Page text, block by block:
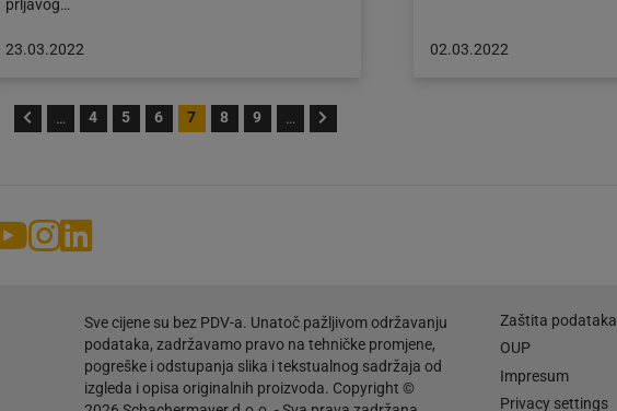
prljavog…
Objava
23.03.2022
23.03.2022
Objava
02.03.2022
… 4 5 6 7 8 9 …
Sve cijene su bez PDV-a. Unatoč pažljivom održavanju
podataka, zadržavamo pravo na tehničke promjene,
pogreške i odstupanja slika i tekstualnog sadržaja od
izgleda i opisa originalnih proizvoda. Copyright ©
Zaštita podataka
OUP
Impresum
Privacy settings